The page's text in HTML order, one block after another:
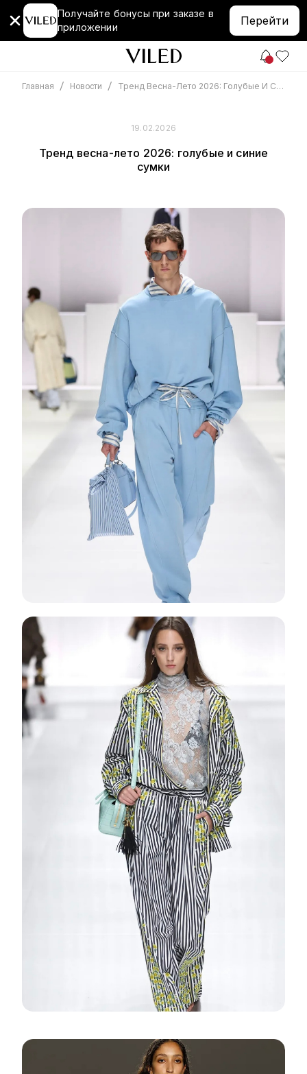
Получайте бонусы при заказе в
приложении
Перейти
Главная / Новости / Тренд Весна-Лето 2026: Голубые И Синие Сумки
19.02.2026
Тренд весна-лето 2026: голубые и синие
сумки